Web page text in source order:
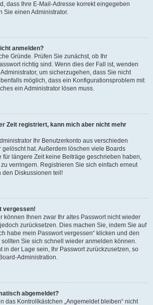
dass Ihre E-Mail-Adresse korrekt eingegeben
Sie einen Administrator.
anmelden?
Gründe. Prüfen Sie zunächst, ob Ihr
richtig sind. Wenn dies der Fall ist, wenden
um sicherzugehen, dass Sie nicht
möglich, dass ein Konfigurationsproblem mit
ein Administrator lösen muss.
Zeit registriert, kann mich aber nicht mehr
Ihr Benutzerkonto aus verschieden
hat. Außerdem löschen viele Boards
für längere Zeit keine Beiträge geschrieben haben,
verringern. Registrieren Sie sich einfach erneut
den Diskussionen teil!
vergessen!
können Ihnen zwar Ihr altes Passwort nicht wieder
zurücksetzen. Dies machen Sie, indem Sie auf
habe mein Passwort vergessen“ klicken und den
Sie sich schnell wieder anmelden können.
in der Lage sein, Ihr Passwort zurückzusetzen, so
Administration.
abgemeldet?
das Kontrollkästchen „Angemeldet bleiben“ nicht